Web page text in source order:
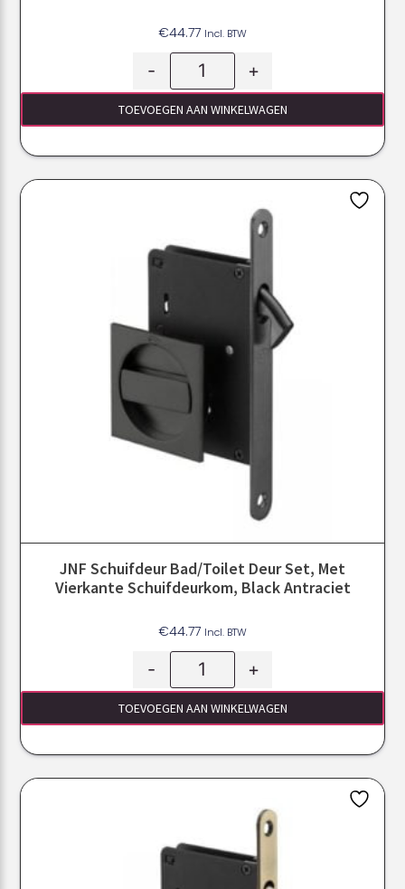
€44.77 Incl. BTW
- +
TOEVOEGEN AAN WINKELWAGEN
JNF Schuifdeur Bad/toilet Deur Set, Met
Vierkante Schuifdeurkom, Black Antraciet
€44.77 Incl. BTW
- +
TOEVOEGEN AAN WINKELWAGEN